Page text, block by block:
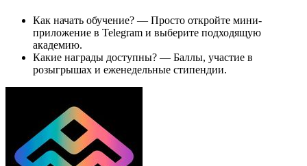
Как начать обучение? — Просто откройте мини-
приложение в Telegram и выберите подходящую
академию.
Какие награды доступны? — Баллы, участие в
розыгрышах и еженедельные стипендии.